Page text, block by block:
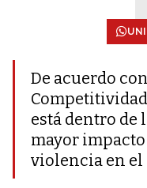
De acuerdo
está dentro de
mayor
violencia en el